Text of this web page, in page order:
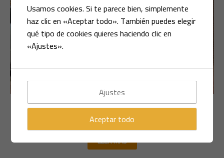
Multimarca
AUDI A6 2.4 I
LEER MÁS
Usamos cookies. Si te parece bien, simplemente
haz clic en «Aceptar todo». También puedes elegir
qué tipo de cookies quieres haciendo clic en
«Ajustes».
Ajustes
Aceptar todo